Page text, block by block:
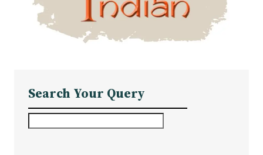
Search Your Query